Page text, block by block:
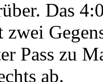
Das
zwei
Pass zu
ab.